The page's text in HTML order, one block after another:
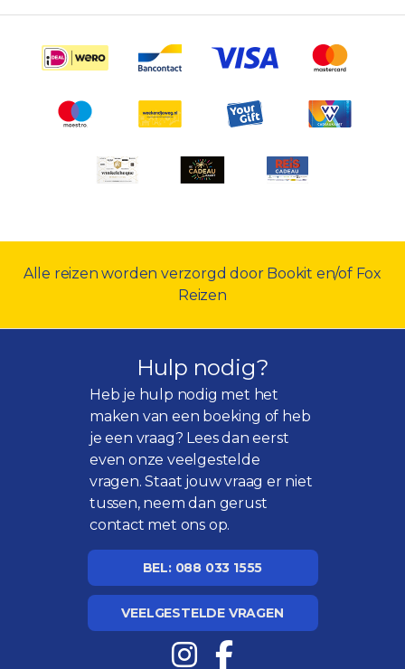
Alle reizen worden verzorgd door Bookit en/of Fox
Reizen
Hulp nodig?
Heb je hulp nodig met het
maken van een boeking of heb
je een vraag? Lees dan eerst
even onzeveelgestelde
vragen. Staat jouw vraag er niet
tussen, neem dan gerust
contact met ons op.
BEL: 088 033 1555
VEELGESTELDE VRAGEN